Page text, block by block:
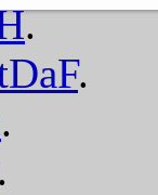
.
.
.
.